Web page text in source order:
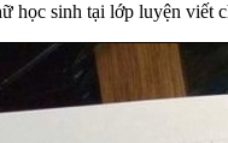
học sinh tại lớp luyện viết